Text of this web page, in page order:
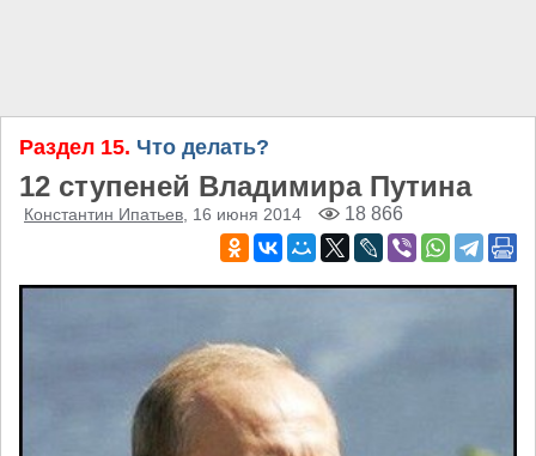
Раздел 15. Что делать?
12 ступеней Владимира Путина
Константин Ипатьев , 16 июня 2014 18 866